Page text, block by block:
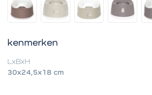
kenmerken
LxBxH
30x24,5x18 cm